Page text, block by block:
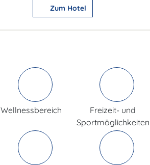
Zum Hotel
Wellnessbereich
Freizeit- und
Sportmöglichkeiten